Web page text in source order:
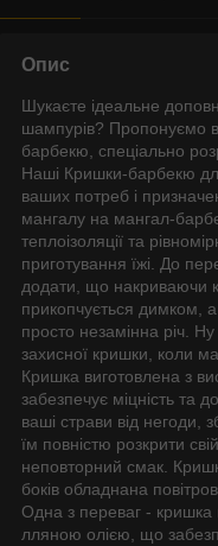
Опис
Шукаєте ідеальне
шампурів? Пропонуємо
барбекю, спеціально
Наші Кришки-барбекю
ваших потреб і
мангалу на мангал-
теплоізоляції та
приготування їжі. До
додати, що накриваючи
прикопчується димком,
просто незамінна річ.
захисної кришки, коли
Кришка виготовлена з
забезпечує міцність та
ваші страви від негоди,
їм повністю розкрити
неповторний смак.
боків обладнана
Одна з переваг -
лляною олією, що